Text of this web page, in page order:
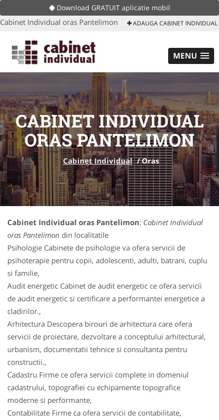
Download GRATUIT aplicatie mobil
Cabinet Individual oras Pantelimon ADAUGA CABINET INDIVIDUAL
MENU
CABINET INDIVIDUAL
ORAS PANTELIMON
Cabinet Individual /Oras
Cabinet Individual oras Pantelimon: Cabinet Individual
oras Pantelimon din localitatile
Psihologie Cabinete de psihologie va ofera servicii de
psihoterapie pentru copii, adolescenti, adulti, batrani, cuplu
si familie,
Audit energetic Cabinet de audit energetic ce ofera servicii
de audit energetic si certificare a performantei energetice a
cladirilor.,
Arhitectura Descopera birouri de arhitectura care ofera
servicii de proiectare, dezvoltare a conceptului arhitectural,
urbanism, documentatii tehnice si consultanta pentru
constructii.,
Cadastru Firme ce ofera servicii complete in domeniul
cadastrului, topografiei cu echipamente topografice
moderne si performante,
Contabilitate Firme ca ofera servicii de contabilitate,